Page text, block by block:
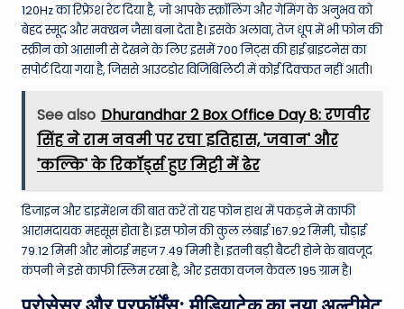
120Hz का रिफ्रेश रेट दिया है, जो आपके स्क्रॉलिंग और गेमिंग के अनुभव को
बेहद स्मूद और मक्खन जैसा बना देता है। इसके अलावा, तेज धूप में भी फोन की
स्क्रीन को आसानी से देखने के लिए इसमें 700 निट्स की हाई ब्राइटनेस का
सपोर्ट दिया गया है, जिससे आउटडोर विजिबिलिटी में कोई दिक्कत नहीं आती।
See also Dhurandhar 2 Box Office Day 8: रणवीर
सिंह ने राम नवमी पर रचा इतिहास, 'जवान' और
'कल्कि' के रिकॉर्ड्स हुए मिट्टी में ढेर
डिजाइन और डाइमेंशन की बात करें तो यह फोन हाथ में पकड़ने में काफी
आरामदायक महसूस होता है। इस फोन की कुल लंबाई 167.92 मिमी, चौड़ाई
79.12 मिमी और मोटाई महज 7.49 मिमी है। इतनी बड़ी बैटरी होने के बावजूद
कंपनी ने इसे काफी स्लिम रखा है, और इसका वजन केवल 195 ग्राम है।